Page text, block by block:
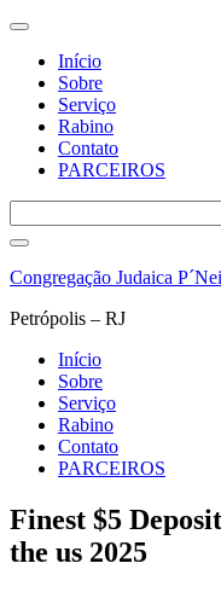
Início
Sobre
Serviço
Rabino
Contato
PARCEIROS
por:
Pular
o
Congregação Judaica
Petrópolis – RJ
Início
Sobre
Serviço
Rabino
Contato
PARCEIROS
Finest $5
the us 2025